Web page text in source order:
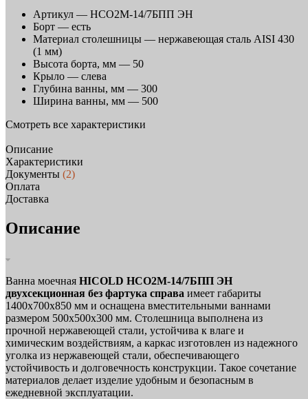
Артикул — НСО2М-14/7БПП ЭН
Борт — есть
Материал столешницы — нержавеющая сталь AISI 430
(1 мм)
Высота борта, мм — 50
Крыло — слева
Глубина ванны, мм — 300
Ширина ванны, мм — 500
Смотреть все характеристики
Описание
Характеристики
Документы (2)
Оплата
Доставка
Описание
Ванна моечная HICOLD НСО2М-14/7БПП ЭН
двухсекционная без фартука справа имеет габариты
1400x700x850 мм и оснащена вместительными ваннами
размером 500х500х300 мм. Столешница выполнена из
прочной нержавеющей стали, устойчива к влаге и
химическим воздействиям, а каркас изготовлен из надежного
уголка из нержавеющей стали, обеспечивающего
устойчивость и долговечность конструкции. Такое сочетание
материалов делает изделие удобным и безопасным в
ежедневной эксплуатации.